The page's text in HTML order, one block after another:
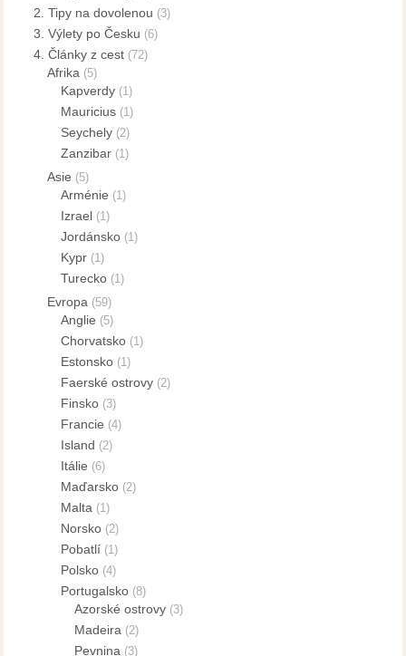
2. Tipy na dovolenou (3)
3. Výlety po Česku (6)
4. Články z cest (72)
Afrika (5)
Kapverdy (1)
Mauricius (1)
Seychely (2)
Zanzibar (1)
Asie (5)
Arménie (1)
Izrael (1)
Jordánsko (1)
Kypr (1)
Turecko (1)
Evropa (59)
Anglie (5)
Chorvatsko (1)
Estonsko (1)
Faerské ostrovy (2)
Finsko (3)
Francie (4)
Island (2)
Itálie (6)
Maďarsko (2)
Malta (1)
Norsko (2)
Pobatlí (1)
Polsko (4)
Portugalsko (8)
Azorské ostrovy (3)
Madeira (2)
Pevnina (3)